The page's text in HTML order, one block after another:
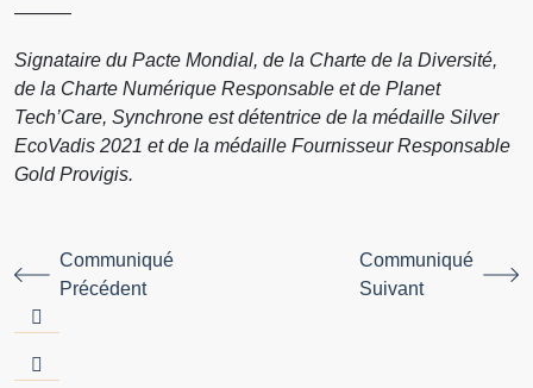
———
Signataire du Pacte Mondial, de la Charte de la Diversité,
de la Charte Numérique Responsable et de Planet
Tech’Care, Synchrone est détentrice de la médaille Silver
EcoVadis 2021 et de la médaille Fournisseur Responsable
Gold Provigis.
Communiqué
Précédent
Communiqué
Suivant